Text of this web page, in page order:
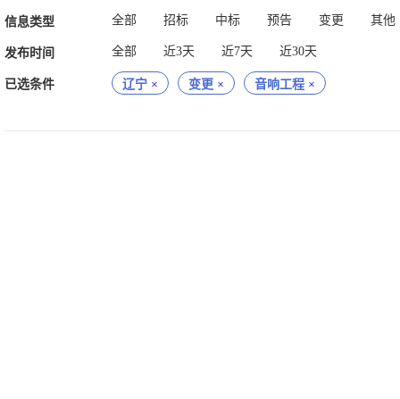
信息类型 全部 招标 中标 预告 变更 其他
发布时间 全部 近3天 近7天 近30天
已选条件 辽宁 × 变更 × 音响工程 ×